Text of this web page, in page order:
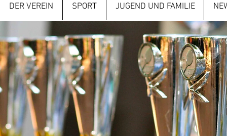
DER VEREIN SPORT JUGEND UND FAMILIE